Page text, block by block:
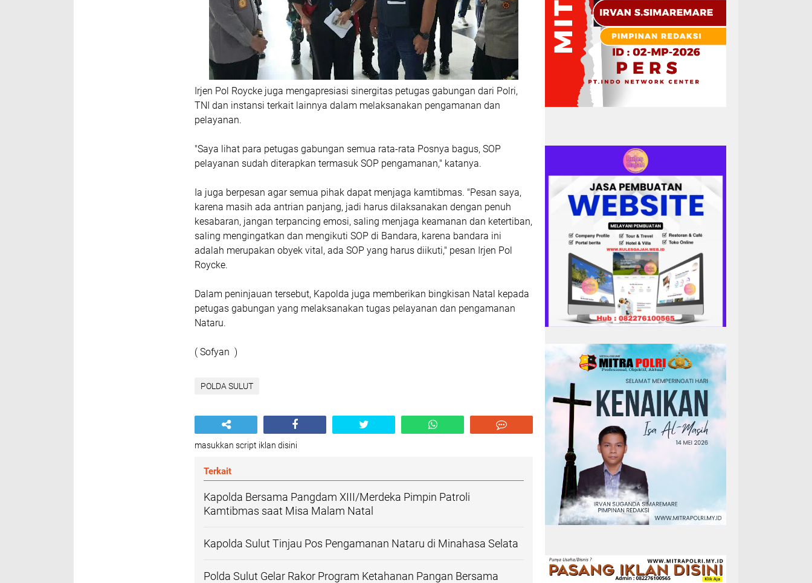
Irjen Pol Roycke juga mengapresiasi sinergitas petugas gabungan dari Polri,
TNI dan instansi terkait lainnya dalam melaksanakan pengamanan dan
pelayanan.
"Saya lihat para petugas gabungan semua rata-rata Posnya bagus, SOP
pelayanan sudah diterapkan termasuk SOP pengamanan," katanya.
Ia juga berpesan agar semua pihak dapat menjaga kamtibmas. "Pesan saya,
karena masih ada antrian panjang, jadi harus dilaksanakan dengan penuh
kesabaran, jangan terpancing emosi, saling menjaga keamanan dan ketertiban,
saling mengingatkan dan mengikuti SOP di Bandara, karena bandara ini
adalah merupakan obyek vital, ada SOP yang harus diikuti," pesan Irjen Pol
Roycke.
Dalam peninjauan tersebut, Kapolda juga memberikan bingkisan Natal kepada
petugas gabungan yang melaksanakan tugas pelayanan dan pengamanan
Nataru.
( Sofyan )
POLDA SULUT
masukkan script iklan disini
Terkait
Kapolda Bersama Pangdam XIII/Merdeka Pimpin Patroli
Kamtibmas saat Misa Malam Natal
Kapolda Sulut Tinjau Pos Pengamanan Nataru di Minahasa Selata
Polda Sulut Gelar Rakor Program Ketahanan Pangan Bersama